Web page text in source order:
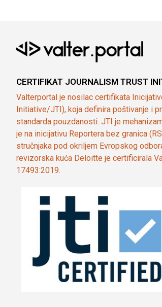
CERTIFIKAT JOURNALISM TRUST
Valterportal je nosilac certifikata
Initiative/JTI), koja definira poštivanje i
standarda pouzdanosti. JTI je
je na inicijativu Reportera bez granica
stručnjaka pod okriljem Evropskog
revizorska kuća Deloitte je certificirala
17493:2019.